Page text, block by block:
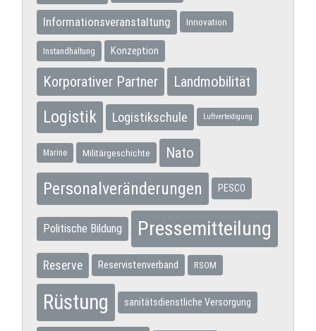
Informationsveranstaltung Innovation
Instandhaltung Konzeption
Korporativer Partner Landmobilität
Logistik Logistikschule Luftverteidigung
Marine Militärgeschichte Nato
Personalveränderungen PESCO
Politische Bildung Pressemitteilung
Reserve Reservistenverband RSOM
Rüstung sanitätsdienstliche Versorgung